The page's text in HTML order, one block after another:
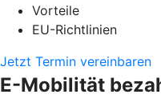
Vorteile
EU-Richtlinien
Jetzt Termin vereinbaren
E-Mobilität